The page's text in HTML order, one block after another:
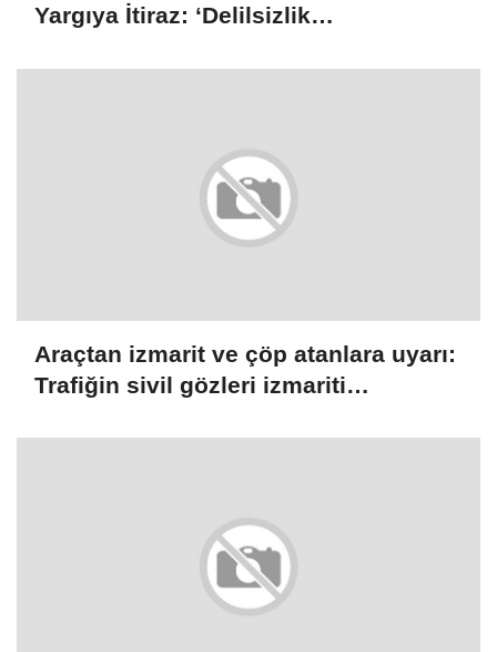
Yargıya İtiraz: ‘Delilsizlik
Hukuksuzdur’
Araçtan izmarit ve çöp atanlara uyarı:
Trafiğin sivil gözleri izmariti